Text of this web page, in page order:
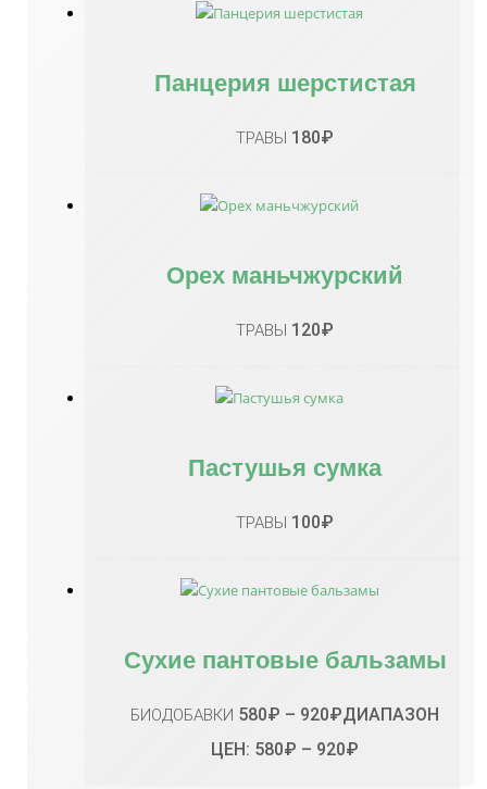
Панцерия шерстистая
ТРАВЫ 180₽
Орех маньчжурский
ТРАВЫ 120₽
Пастушья сумка
ТРАВЫ 100₽
Сухие пантовые бальзамы
БИОДОБАВКИ 580₽ – 920₽ДИАПАЗОН
ЦЕН: 580₽ – 920₽